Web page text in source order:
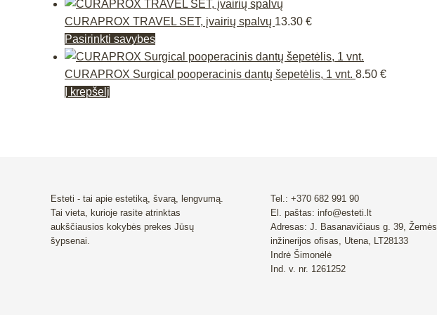
product
has
multiple
variants.
The
product
page
CURAPROX TRAVEL SET, įvairių spalvų 13.30 €
Pasirinkti savybesThis
product
has
chosen
on
the
CURAPROX Surgical pooperacinis dantų šepetėlis, 1 vnt. 8.50 €
Į krepšelį
Esteti - tai apie estetiką, švarą, lengvumą.
Tai vieta, kurioje rasite atrinktas
aukščiausios kokybės prekes Jūsų
šypsenai.
Tel.: +370 682 991 90
El. paštas: info@esteti.lt
Adresas: J. Basanavičiaus g. 39, Žemės
inžinerijos ofisas, Utena, LT28133
Indrė Šimonėlė
Ind. v. nr. 1261252